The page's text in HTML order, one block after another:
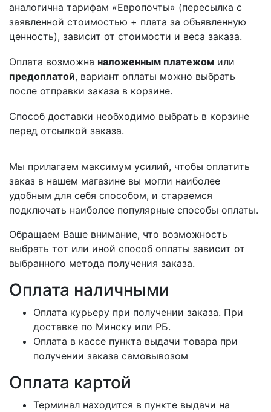
аналогична тарифам «Европочты» (пересылка с
заявленной стоимостью + плата за объявленную
ценность), зависит от стоимости и веса заказа.
Оплата возможна наложенным платежом или
предоплатой, вариант оплаты можно выбрать
после отправки заказа в корзине.
Способ доставки необходимо выбрать в корзине
перед отсылкой заказа.
Мы прилагаем максимум усилий, чтобы оплатить
заказ в нашем магазине вы могли наиболее
удобным для себя способом, и стараемся
подключать наиболее популярные способы оплаты.
Обращаем Ваше внимание, что возможность
выбрать тот или иной способ оплаты зависит от
выбранного метода получения заказа.
Оплата наличными
Оплата курьеру при получении заказа. При
доставке по Минску или РБ.
Оплата в кассе пункта выдачи товара при
получении заказа самовывозом
Оплата картой
Терминал находится в пункте выдачи на